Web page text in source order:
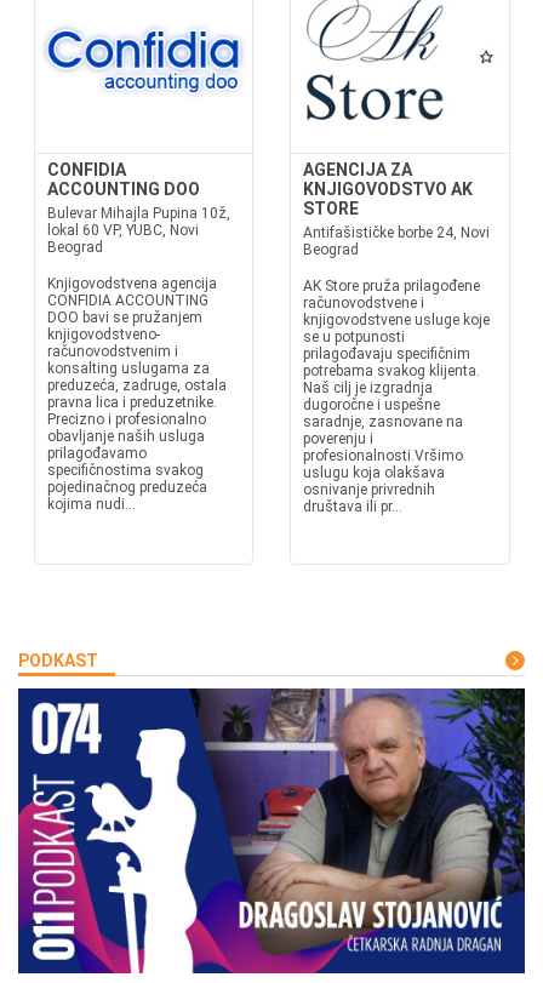
CONFIDIA
ACCOUNTING DOO
Bulevar Mihajla Pupina 10ž,
lokal 60 VP, YUBC, Novi
Beograd
Knjigovodstvena agencija
CONFIDIA ACCOUNTING
DOO bavi se pružanjem
knjigovodstveno-
računovodstvenim i
konsalting uslugama za
preduzeća, zadruge, ostala
pravna lica i preduzetnike.
Precizno i profesionalno
obavljanje naših usluga
prilagođavamo
specifičnostima svakog
pojedinačnog preduzeća
kojima nudi...
AGENCIJA ZA
KNJIGOVODSTVO AK
STORE
Antifašističke borbe 24, Novi
Beograd
AK Store pruža prilagođene
računovodstvene i
knjigovodstvene usluge koje
se u potpunosti
prilagođavaju specifičnim
potrebama svakog klijenta.
Naš cilj je izgradnja
dugoročne i uspešne
saradnje, zasnovane na
poverenju i
profesionalnosti.Vršimo
uslugu koja olakšava
osnivanje privrednih
društava ili pr...
PODKAST